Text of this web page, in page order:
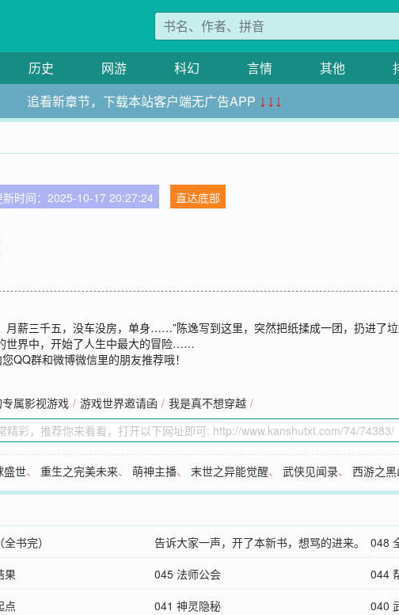
历史 网游 科幻 言情 其他
追看新章节，下载本站客户端无广告APP ↓↓↓
新时间：2025-10-17 20:27:24
直达底部
月薪三千五，没车没房，单身……”陈逸写到这里，突然把纸揉成一团，扔进了
世界中，开始了人生中最大的冒险……
QQ群和微博微信里的朋友推荐哦！
属影视游戏 / 游戏世界邀请函 / 我是真不想穿越 /
盛世、重生之完美未来、萌神主播、末世之异能觉醒、武侠见闻录、西游之
书完） 告诉大家一声，开了本新书，想骂的进来。
048
果 045 法师公会
044
点 041 神灵隐秘 040